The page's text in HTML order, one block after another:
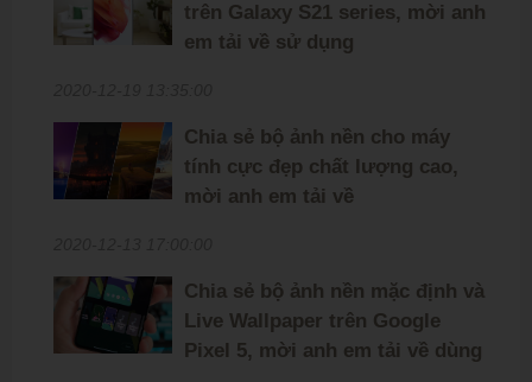
trên Galaxy S21 series, mời anh
em tải về sử dụng
Chia sẻ bộ ảnh nền cho máy
tính cực đẹp chất lượng cao,
mời anh em tải về
Chia sẻ bộ ảnh nền mặc định và
Live Wallpaper trên Google
Pixel 5, mời anh em tải về dùng